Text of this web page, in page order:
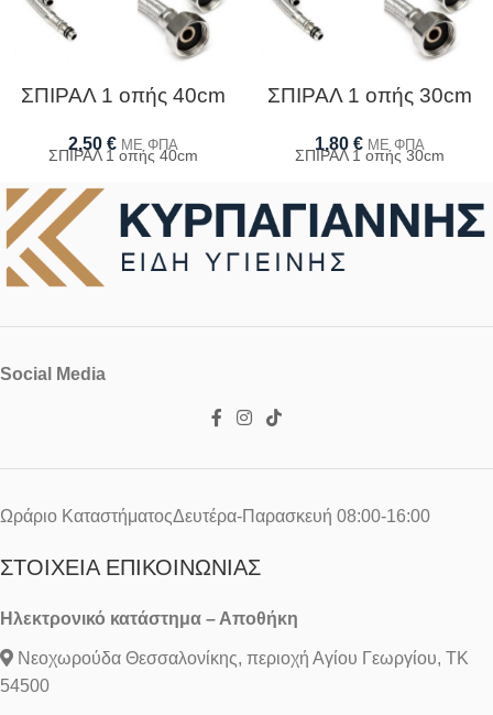
ΣΠΙΡΑΛ 1 οπής 40cm
2,50 € ΜΕ ΦΠΑ
ΣΠΙΡΑΛ 1 οπής 40cm
ΣΠΙΡΑΛ 1 οπής 30cm
1,80 € ΜΕ ΦΠΑ
ΣΠΙΡΑΛ 1 οπής 30cm
Social Media
Ωράριο ΚαταστήματοςΔευτέρα-Παρασκευή 08:00-16:00
ΣΤΟΙΧΕΊΑ ΕΠΙΚΟΙΝΩΝΊΑΣ
Ηλεκτρονικό κατάστημα – Αποθήκη
Νεοχωρούδα Θεσσαλονίκης, περιοχή Αγίου Γεωργίου, ΤΚ
54500